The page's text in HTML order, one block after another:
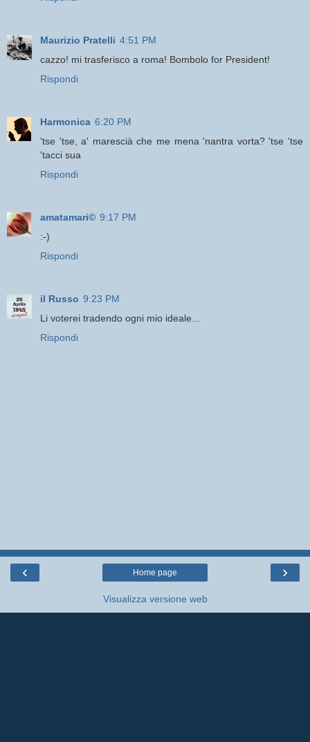
Maurizio Pratelli 4:51 PM
cazzo! mi trasferisco a roma! Bombolo for President!
Rispondi
Harmonica 6:20 PM
'tse 'tse, a' marescià che me mena 'nantra vorta? 'tse 'tse
'tacci sua
Rispondi
amatamari© 9:17 PM
:-)
Rispondi
il Russo 9:23 PM
Li voterei tradendo ogni mio ideale...
Rispondi
‹ ›
Home page
Visualizza versione web